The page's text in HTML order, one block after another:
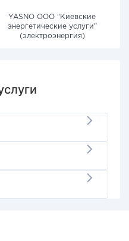
YASNO OOO "Киевские
энергетические услуги"
(электроэнергия)